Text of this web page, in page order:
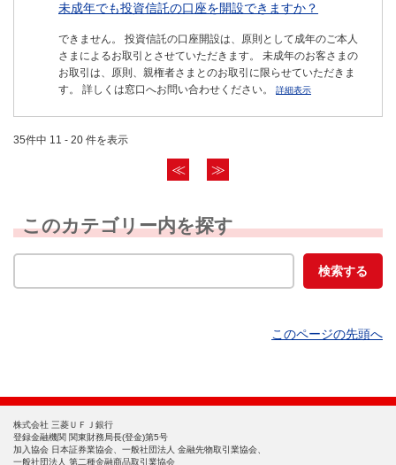
未成年でも投資信託の口座を開設できますか？
できません。 投資信託の口座開設は、原則として成年のご本人
さまによるお取引とさせていただきます。 未成年のお客さまの
お取引は、原則、親権者さまとのお取引に限らせていただきま
す。 詳しくは窓口へお問い合わせください。
詳細表示
35件中 11 - 20 件を表示
≪ ≫
このカテゴリー内を探す
このページの先頭へ
株式会社 三菱ＵＦＪ銀行
登録金融機関 関東財務局長(登金)第5号
加入協会 日本証券業協会、一般社団法人 金融先物取引業協会、
一般社団法人 第二種金融商品取引業協会